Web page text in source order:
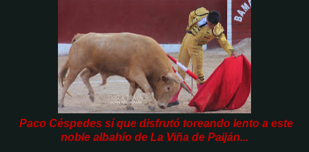
Paco Céspedes sí que disfrutó toreando lento a este
noble albahío de La Viña de Paiján...